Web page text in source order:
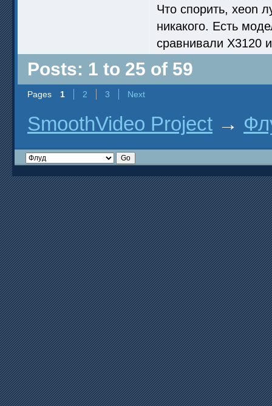
Что спорить, xeon
никакого. Есть
сравнивали X3120
Posts: 1 to 25 of 59
Pages 1 2 3 Next
SmoothVideo Project →